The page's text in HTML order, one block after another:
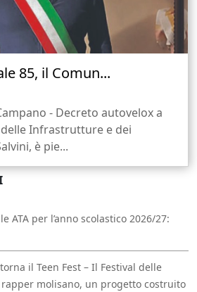
85, il Comun...
- Decreto autovelox a
Infrastrutture e dei
è pie...
ATA per l’anno scolastico 2026/27:
il Teen Fest – Il Festival delle
molisano, un progetto costruito